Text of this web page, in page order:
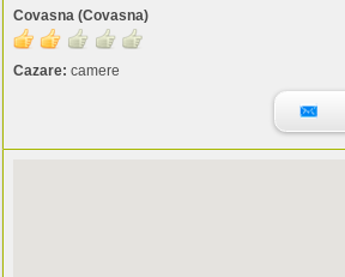
Covasna (Covasna)
Cazare: camere